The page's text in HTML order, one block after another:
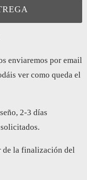
enviaremos por email
ver como queda el
2-3 días
de la finalización del